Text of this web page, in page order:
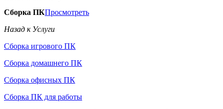
Сборка ПКПросмотреть
Назад к Услуги
Сборка игрового ПК
Сборка домашнего ПК
Сборка офисных ПК
Сборка ПК для работы